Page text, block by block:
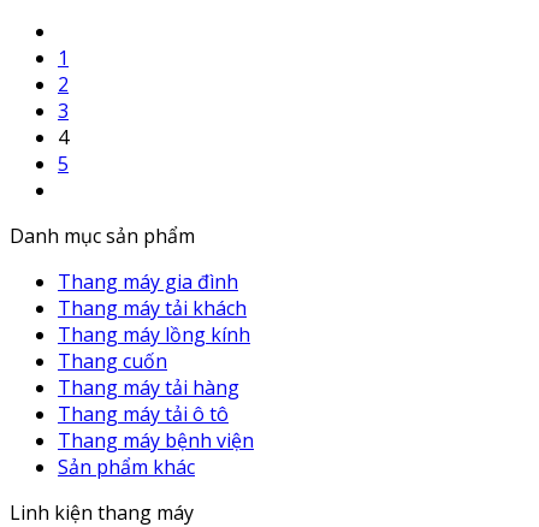
1
2
3
4
5
Danh mục sản phẩm
Thang máy gia đình
Thang máy tải khách
Thang máy lồng kính
Thang cuốn
Thang máy tải hàng
Thang máy tải ô tô
Thang máy bệnh viện
Sản phẩm khác
Linh kiện thang máy